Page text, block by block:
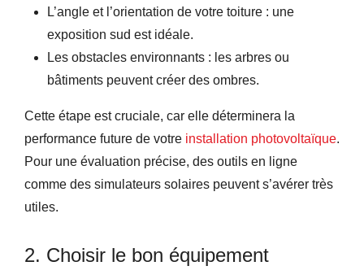
L’angle et l’orientation de votre toiture : une
exposition sud est idéale.
Les obstacles environnants : les arbres ou
bâtiments peuvent créer des ombres.
Cette étape est cruciale, car elle déterminera la
performance future de votre installation photovoltaïque.
Pour une évaluation précise, des outils en ligne
comme des simulateurs solaires peuvent s’avérer très
utiles.
2. Choisir le bon équipement